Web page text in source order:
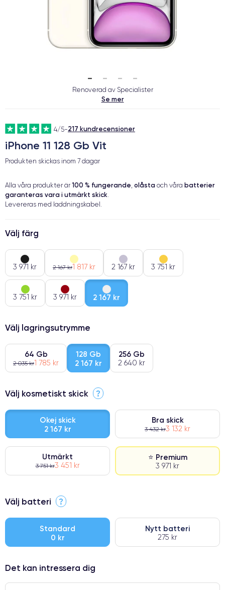
Renoverad av Specialister
Se mer
4/5-217 kundrecensioner
iPhone 11 128 Gb Vit
Produkten skickas inom 7 dagar
Alla våra produkter är 100 % fungerande, olåsta och våra batterier
garanteras vara i utmärkt skick.
Levereras med laddningskabel.
Välj färg
3 971 kr 2 167 kr1 817 kr 2 167 kr 3 751 kr
3 751 kr 3 971 kr 2 167 kr
Välj lagringsutrymme
64 Gb
2 035 kr1 785 kr
128 Gb
2 167 kr
256 Gb
2 640 kr
Välj kosmetiskt skick ?
Okej skick
2 167 kr
Bra skick
3 432 kr3 132 kr
Utmärkt
3 751 kr3 451 kr
⭐ Premium
3 971 kr
⭐ Premium
● Oklanderlig kvalitetsskärm
● Endast 5% av våra telefoner har premiumklassning
Välj batteri ?
Standard
0 kr
Nytt batteri
275 kr
Det kan intressera dig